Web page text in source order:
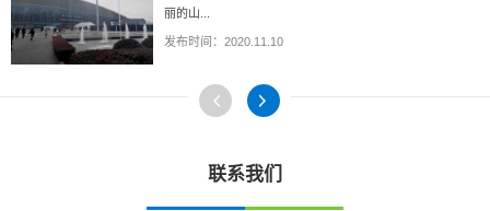
丽的山...
发布时间：2020.11.10
联系我们